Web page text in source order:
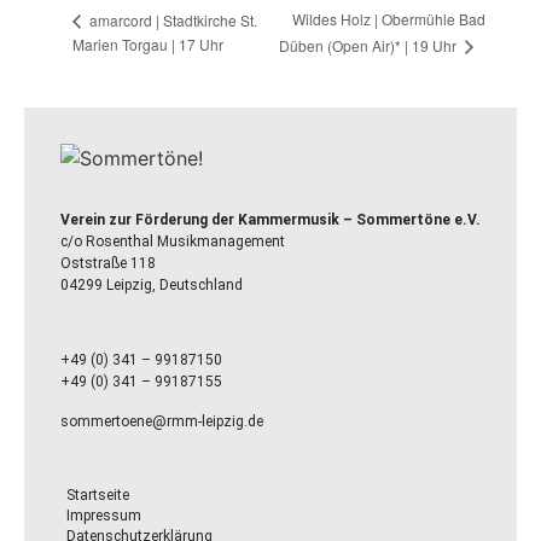
amarcord | Stadtkirche St.
Marien Torgau | 17 Uhr
Wildes Holz | Obermühle Bad
Düben (Open Air)* | 19 Uhr
Verein zur Förderung der Kammermusik – Sommertöne e.V.
c/o Rosenthal Musikmanagement
Oststraße 118
04299 Leipzig, Deutschland
+49 (0) 341 – 99187150
+49 (0) 341 – 99187155
sommertoene@rmm-leipzig.de
Startseite
Impressum
Datenschutzerklärung